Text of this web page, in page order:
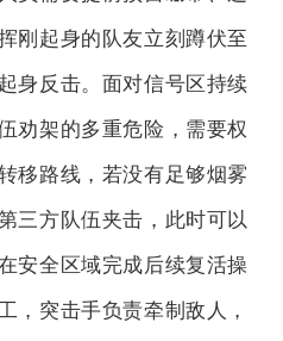
刚起身的队友立刻蹲伏至
身反击。面对信号区持续
劝架的多重危险，需要权
移路线，若没有足够烟雾
三方队伍夹击，此时可以
安全区域完成后续复活操
，突击手负责牵制敌人，